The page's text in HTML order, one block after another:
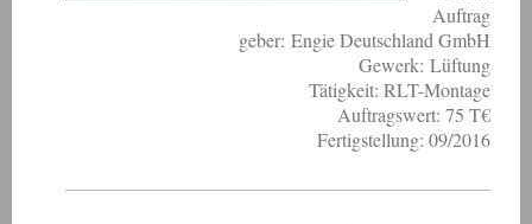
Auftrag
geber: Engie Deutschland GmbH
Gewerk: Lüftung
Tätigkeit: RLT-Montage
Auftragswert: 75 T€
Fertigstellung: 09/2016